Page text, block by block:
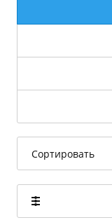
Сортировать